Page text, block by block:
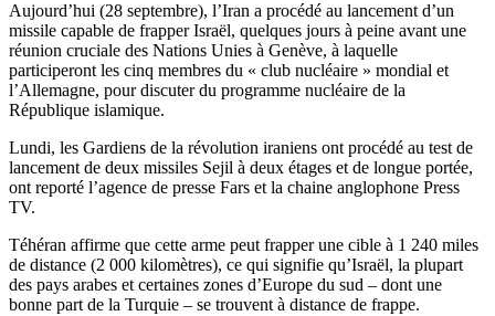
Aujourd’hui (28 septembre), l’Iran a procédé au lancement d’un
missile capable de frapper Israël, quelques jours à peine avant une
réunion cruciale des Nations Unies à Genève, à laquelle
participeront les cinq membres du « club nucléaire » mondial et
l’Allemagne, pour discuter du programme nucléaire de la
République islamique.
Lundi, les Gardiens de la révolution iraniens ont procédé au test de
lancement de deux missiles Sejil à deux étages et de longue portée,
ont reporté l’agence de presse Fars et la chaine anglophone Press
TV.
Téhéran affirme que cette arme peut frapper une cible à 1 240 miles
de distance (2 000 kilomètres), ce qui signifie qu’Israël, la plupart
des pays arabes et certaines zones d’Europe du sud – dont une
bonne part de la Turquie – se trouvent à distance de frappe.